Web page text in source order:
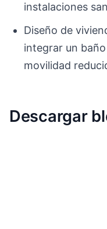
instalaciones
Diseño de
integrar un
movilidad
Descargar